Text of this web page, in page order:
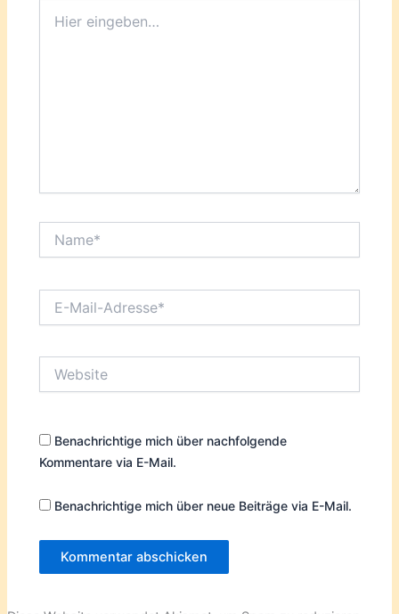
eingeben…
Mail-
Benachrichtige mich über nachfolgende
Kommentare via E-Mail.
Benachrichtige mich über neue Beiträge via E-Mail.